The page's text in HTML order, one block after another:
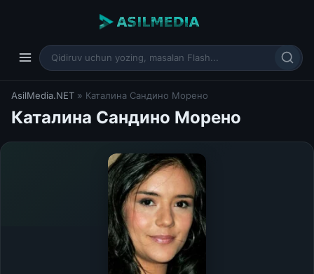
AsilMedia.NET » Каталина Сандино Морено
Каталина Сандино Морено